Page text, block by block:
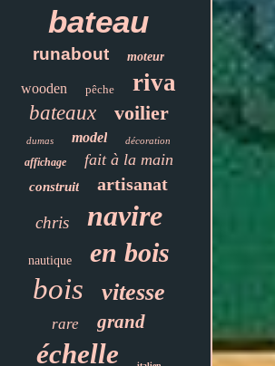
bateau
runabout moteur
wooden pêche riva
bateaux voilier
dumas model décoration
affichage fait à la main
construit artisanat
chris navire
nautique en bois
bois vitesse
rare grand
échelle